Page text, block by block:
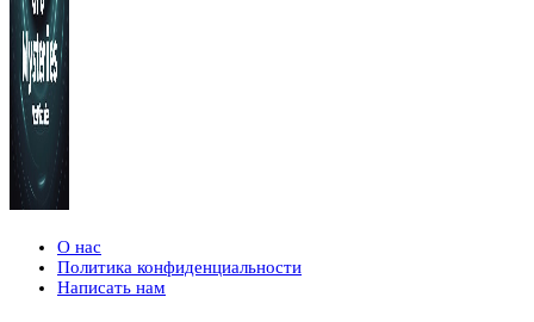
О нас
Политика конфиденциальности
Написать нам